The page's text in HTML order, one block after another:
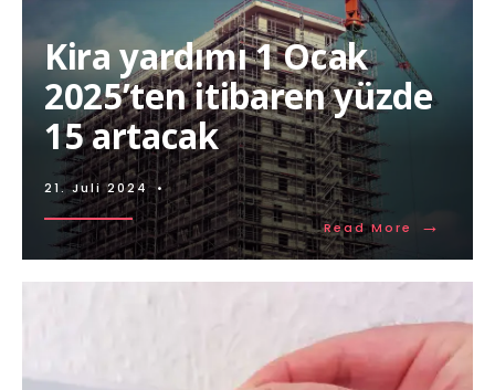
Kira yardımı 1 Ocak
2025’ten itibaren yüzde
15 artacak
21. Juli 2024 •
Read More →